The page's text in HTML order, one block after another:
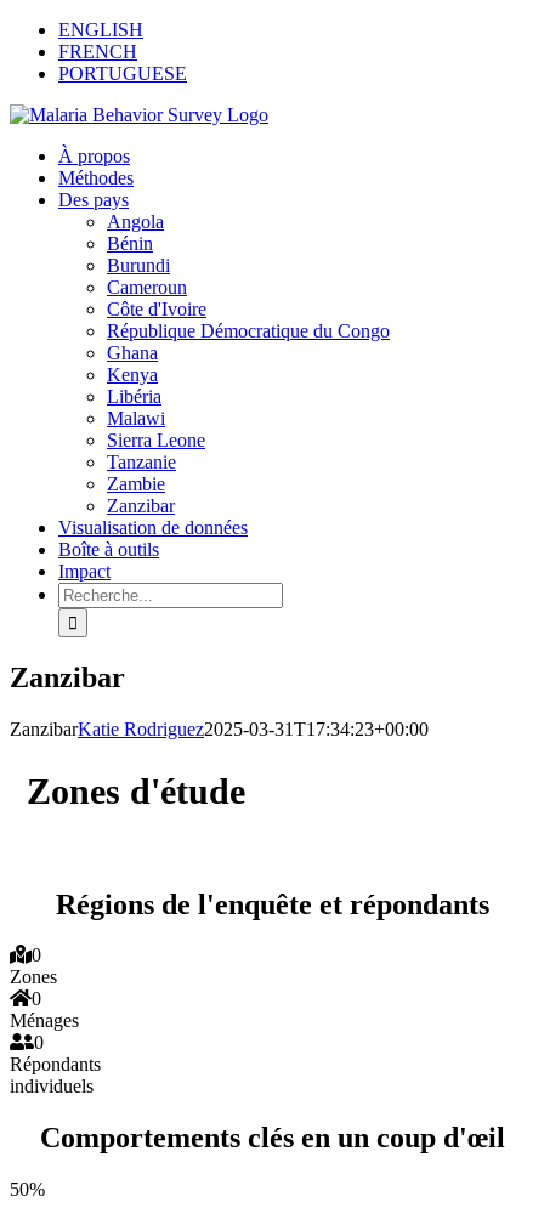
Aller
contenu
Facebook
Youtube
InstagramENGLISH
FRENCH
PORTUGUESE
À propos
Méthodes
Des pays
Angola
Bénin
Burundi
Cameroun
Côte d'Ivoire
République Démocratique du Congo
Ghana
Kenya
Libéria
Malawi
Sierra Leone
Tanzanie
Zambie
Zanzibar
Visualisation de données
Boîte à outils
Impact
Rechercher:
Zanzibar
ZanzibarKatie Rodriguez2025-03-31T17:34:23+00:00
Zones d'étude
Régions de l'enquête et répondants
0
Zones
0
Ménages
0
Répondants
individuels
Comportements clés en un coup d'œil
50%